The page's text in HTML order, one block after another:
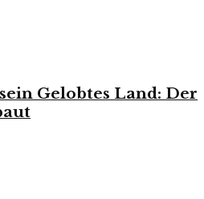
Gelobtes Land: Der